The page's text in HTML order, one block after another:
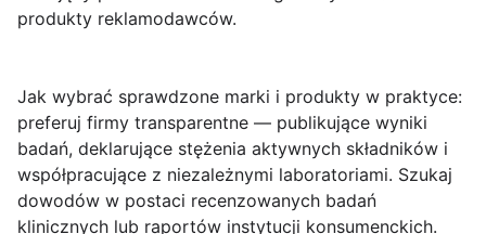
produkty reklamodawców.
Jak wybrać sprawdzone marki i produkty w praktyce:
preferuj firmy transparentne — publikujące wyniki
badań, deklarujące stężenia aktywnych składników i
współpracujące z niezależnymi laboratoriami. Szukaj
dowodów w postaci recenzowanych badań
klinicznych lub raportów instytucji konsumenckich.